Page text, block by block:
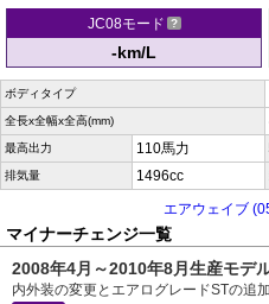
JC08モード
-km/L
ボディタイプ
全長x全幅x全高(mm)
最高出力 110馬力
排気量 1496cc
エアウェイブ
マイナーチェンジ一覧
2008年4月～2010年8月生産モデ
内外装の変更とエアログレードSTの追加